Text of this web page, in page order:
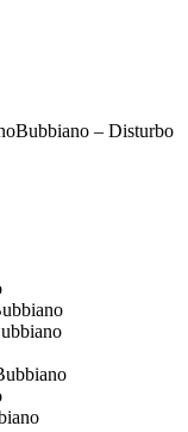
Bubbiano – Disturbo